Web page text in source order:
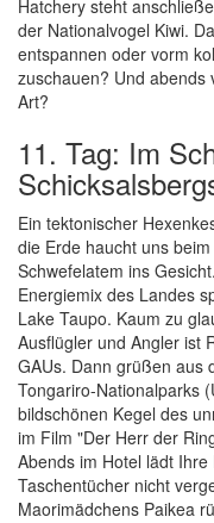
Hatchery steht
der Nationalvogel Kiwi.
entspannen oder vorm
zuschauen? Und abends
Art?
11. Tag: Im
Ein tektonischer
die Erde haucht uns
Schwefelatem ins
Energiemix des Landes
Lake Taupo. Kaum zu
Ausflügler und Angler ist
GAUs. Dann grüßen aus
Tongariro-Nationalparks
bildschönen Kegel des
im Film "Der Herr der
Abends im Hotel lädt
Taschentücher nicht
Maorimädchens Paikea